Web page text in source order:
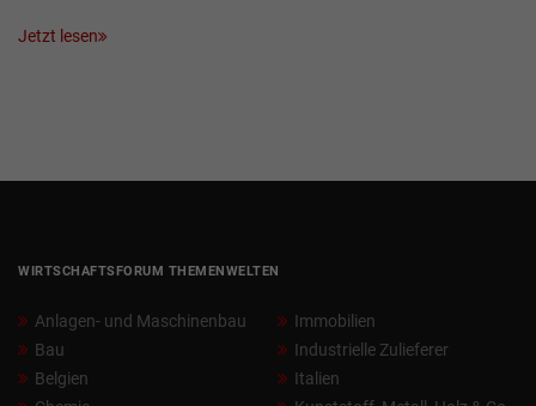
Jetzt lesen
WIRTSCHAFTSFORUM THEMENWELTEN
Anlagen- und Maschinenbau
Bau
Belgien
Immobilien
Industrielle Zulieferer
Italien